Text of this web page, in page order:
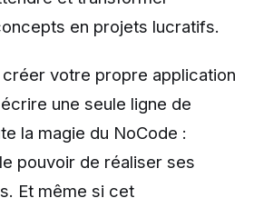
en projets lucratifs.
votre propre application
une seule ligne de
la magie du NoCode :
pouvoir de réaliser ses
Et même si cet